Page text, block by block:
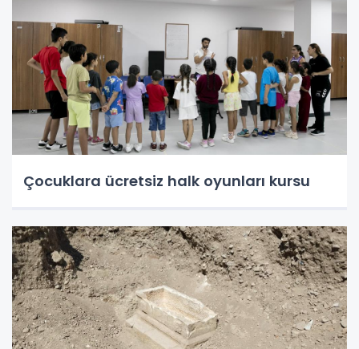
Çocuklara ücretsiz halk oyunları kursu